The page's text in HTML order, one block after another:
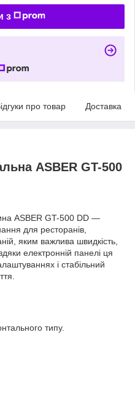
з
про товар Доставка
ASBER GT-500
ASBER GT-500 DD —
для ресторанів,
яким важлива швидкість,
електронній панелі ця
і стабільний
типу.